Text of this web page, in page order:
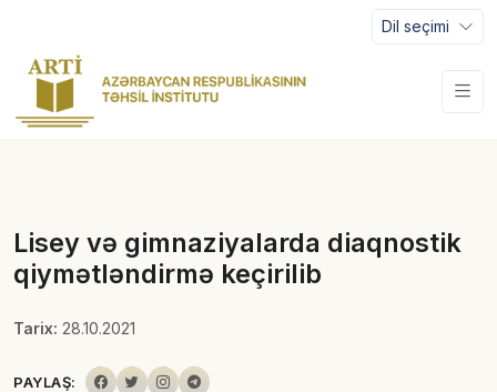
Dil seçimi
Lisey və gimnaziyalarda diaqnostik
qiymətləndirmə keçirilib
Tarix: 28.10.2021
PAYLAŞ: